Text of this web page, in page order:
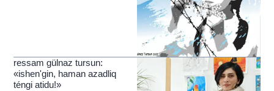
ressam gülnaz tursun:
«ishen'gin, haman azadliq
téngi atidu!»